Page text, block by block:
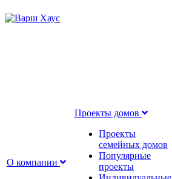
О компании
Проекты домов
Проекты
семейных домов
Популярные
проекты